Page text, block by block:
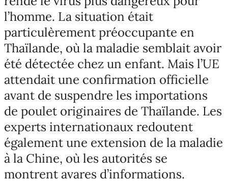
l’homme. La situation était
particulèrement préoccupante en
Thaïlande, où la maladie semblait avoir
été détectée chez un enfant. Mais l’UE
attendait une confirmation officielle
avant de suspendre les importations
de poulet originaires de Thaïlande. Les
experts internationaux redoutent
également une extension de la maladie
à la Chine, où les autorités se
montrent avares d’informations.